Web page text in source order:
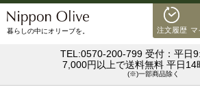
注文履歴 マ
暮らしの中にオリーブを。
TEL:0570-200-799 受付：平日
7,000円以上で送料無料 平日14
(※)一部商品除く